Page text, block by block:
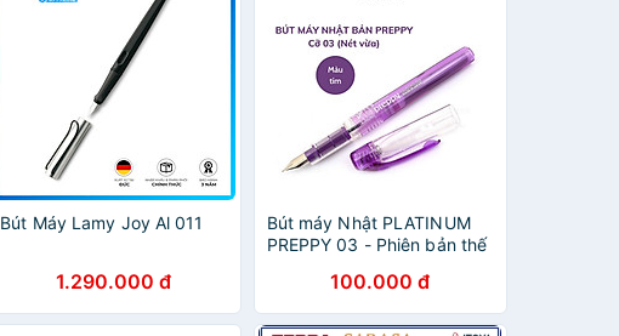
Bút Máy Lamy Joy Al 011
1.290.000 đ
Bút máy Nhật PLATINUM
PREPPY 03 - Phiên bản thế
100.000 đ